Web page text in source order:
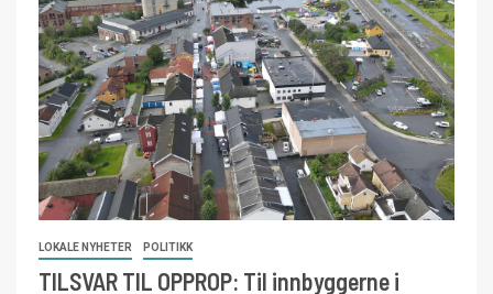
LOKALE NYHETER POLITIKK
TILSVAR TIL OPPROP: Til innbyggerne i